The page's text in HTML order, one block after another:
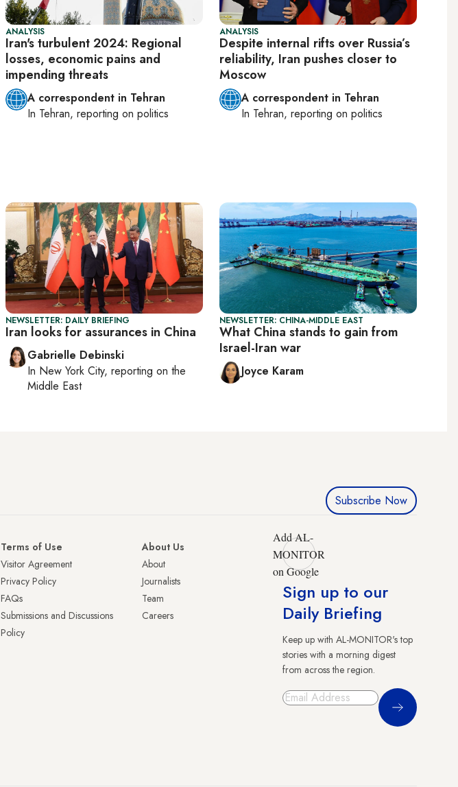
ANALYSIS
Iran's turbulent 2024: Regional
losses, economic pains and
impending threats
A correspondent in Tehran
In Tehran, reporting on politics
ANALYSIS
Despite internal rifts over Russia’s
reliability, Iran pushes closer to
Moscow
A correspondent in Tehran
In Tehran, reporting on politics
NEWSLETTER: DAILY BRIEFING
Iran looks for assurances in China
Gabrielle Debinski
In New York City, reporting on the
Middle East
NEWSLETTER: CHINA-MIDDLE EAST
What China stands to gain from
Israel-Iran war
Joyce Karam
Subscribe Now
Terms of Use
Visitor Agreement
Privacy Policy
FAQs
Submissions and Discussions
Policy
About Us
About
Journalists
Team
Careers
Add AL-
MONITOR
on Google
Sign up to our
Daily Briefing
Keep up with AL-MONITOR's top
stories with a morning digest
from across the region.
Sign Up